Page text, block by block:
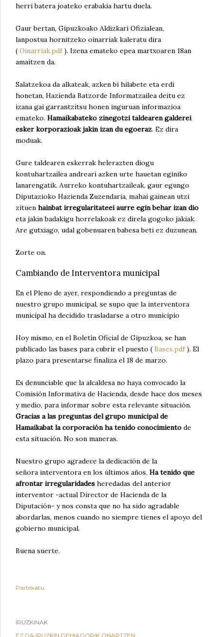
herri batera joateko erabakia hartu duela.
Gaur bertan, Gipuzkoako Aldizkari Ofizialean,
lanpostua hornitzeko oinarriak kaleratu dira
( Oinarriak.pdf). Izena emateko epea martxoaren 18an
amaitzen da.
Salatzekoa da alkateak, azken bi hilabete eta erdi
honetan, Hazienda Batzorde Informatzailea deitu ez
izana gai garrantzitsu honen inguruan informazioa
emateko. Hamaikabateko zinegotzi taldearen galderei
esker korporazioak jakin izan du egoeraz. Ez dira
moduak.
Gure taldearen eskerrak helerazten diogu
kontuhartzailea andreari azken urte hauetan eginiko
lanarengatik. Aurreko kontuhartzaileak, gaur egungo
Diputazioko Hazienda Zuzendaria, mahai gainean utzi
zituen hainbat irregularitateei aurre egin behar izan dio
eta jakin badakigu horrelakoak ez direla gogoko jakiak.
Are gutxiago, udal gobenuaren babesa beti ez duzunean.
Zorte on.
Cambiando de Interventora municipal
En el Pleno de ayer, respondiendo a preguntas de
nuestro grupo municipal, se supo que la interventora
municipal ha decidido trasladarse a otro municipio
Hoy mismo, en el Boletín Oficial de Gipuzkoa, se han
publicado las bases para cubrir el puesto ( Bases.pdf). El
plazo para presentarse finaliza el 18 de marzo.
Es denunciable que la alcaldesa no haya convocado la
Comisión Informativa de Hacienda, desde hace dos meses
y medio, para informar sobre esta relevante situación.
Gracias a las preguntas del grupo municipal de
Hamaikabat la corporación ha tenido conocimiento de
esta situación. No son maneras.
Nuestro grupo agradece la dedicación de la
señora interventora en los últimos años. Ha tenido que
afrontar irregularidades heredadas del anterior
interventor -actual Director de Hacienda de la
Diputación- y nos consta que no ha sido agradable
abordarlas, menos cuando no siempre tienes el apoyo del
gobierno municipal.
Buena suerte.
Partekatu
IRUZKINAK
EZ DA IRUZKIN GEHIAGORIK ONARTZEN.